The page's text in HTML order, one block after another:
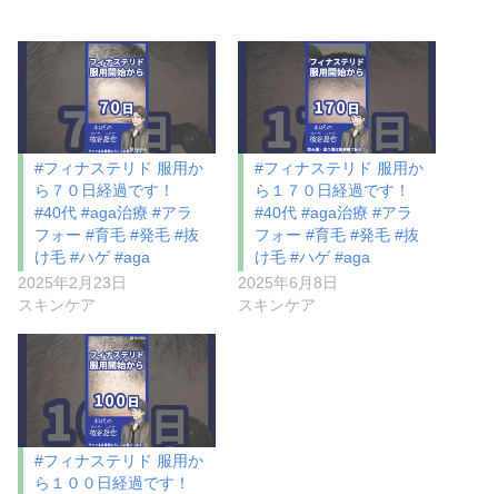
#フィナステリド 服用か
ら７０日経過です！
#40代 #aga治療 #アラ
フォー #育毛 #発毛 #抜
け毛 #ハゲ #aga
2025年2月23日
スキンケア
#フィナステリド 服用か
ら１７０日経過です！
#40代 #aga治療 #アラ
フォー #育毛 #発毛 #抜
け毛 #ハゲ #aga
2025年6月8日
スキンケア
#フィナステリド 服用か
ら１００日経過です！